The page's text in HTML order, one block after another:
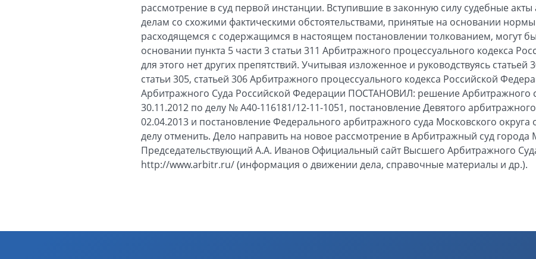
рассмотрение в суд первой инстанции. Вступившие в законную силу судебные
делам со схожими фактическими обстоятельствами, принятые на основании
расходящемся с содержащимся в настоящем постановлении толкованием, могут
основании пункта 5 части 3 статьи 311 Арбитражного процессуального кодекса
для этого нет других препятствий. Учитывая изложенное и руководствуясь статьей
статьи 305, статьей 306 Арбитражного процессуального кодекса Российской
Арбитражного Суда Российской Федерации ПОСТАНОВИЛ: решение Арбитражного
30.11.2012 по делу № А40-116181/12-11-1051, постановление Девятого
02.04.2013 и постановление Федерального арбитражного суда Московского округа
делу отменить. Дело направить на новое рассмотрение в Арбитражный суд города
Председательствующий А.А. Иванов Официальный сайт Высшего Арбитражного
http://www.arbitr.ru/ (информация о движении дела, справочные материалы и др.).